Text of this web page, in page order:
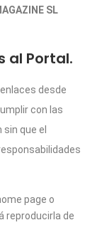
SL
al Portal.
desde
con las
que el
page o
reproducirla de